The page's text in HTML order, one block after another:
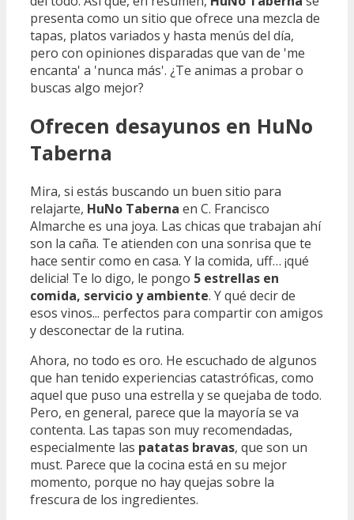
presenta como un sitio que ofrece una mezcla de
tapas, platos variados y hasta menús del día,
pero con opiniones disparadas que van de 'me
encanta' a 'nunca más'. ¿Te animas a probar o
buscas algo mejor?
Ofrecen desayunos en HuNo
Taberna
Mira, si estás buscando un buen sitio para
relajarte, HuNo Taberna en C. Francisco
Almarche es una joya. Las chicas que trabajan ahí
son la caña. Te atienden con una sonrisa que te
hace sentir como en casa. Y la comida, uff… ¡qué
delicia! Te lo digo, le pongo 5 estrellas en
comida, servicio y ambiente. Y qué decir de
esos vinos... perfectos para compartir con amigos
y desconectar de la rutina.
Ahora, no todo es oro. He escuchado de algunos
que han tenido experiencias catastróficas, como
aquel que puso una estrella y se quejaba de todo.
Pero, en general, parece que la mayoría se va
contenta. Las tapas son muy recomendadas,
especialmente las patatas bravas, que son un
must. Parece que la cocina está en su mejor
momento, porque no hay quejas sobre la
frescura de los ingredientes.